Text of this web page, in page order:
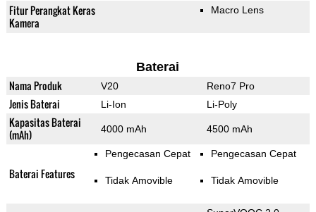
Fitur Perangkat Keras
Kamera
Macro Lens
Baterai
Nama Produk V20 Reno7 Pro
Jenis Baterai Li-Ion Li-Poly
Kapasitas Baterai
(mAh)
4000 mAh 4500 mAh
Baterai Features
Pengecasan Cepat
Tidak Amovible
Pengecasan Cepat
Tidak Amovible